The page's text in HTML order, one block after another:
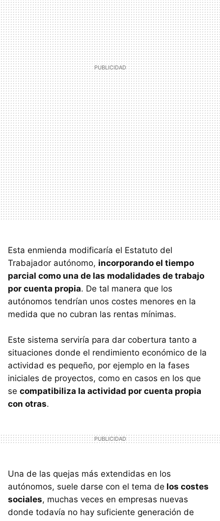
Esta enmienda modificaría el Estatuto del
Trabajador autónomo, incorporando el tiempo
parcial como una de las modalidades de trabajo
por cuenta propia. De tal manera que los
autónomos tendrían unos costes menores en la
medida que no cubran las rentas mínimas.
Este sistema serviría para dar cobertura tanto a
situaciones donde el rendimiento económico de la
actividad es pequeño, por ejemplo en la fases
iniciales de proyectos, como en casos en los que
se compatibiliza la actividad por cuenta propia
con otras.
Una de las quejas más extendidas en los
autónomos, suele darse con el tema de los costes
sociales, muchas veces en empresas nuevas
donde todavía no hay suficiente generación de